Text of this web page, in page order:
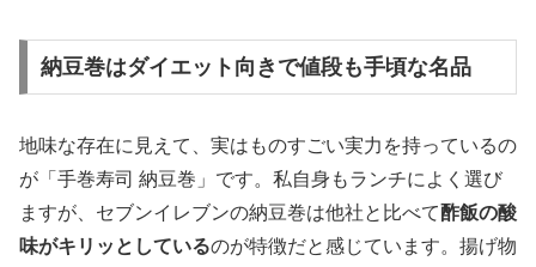
納豆巻はダイエット向きで値段も手頃な名品
地味な存在に見えて、実はものすごい実力を持っているの
が「手巻寿司 納豆巻」です。私自身もランチによく選び
ますが、セブンイレブンの納豆巻は他社と比べて酢飯の酸
味がキリッとしているのが特徴だと感じています。揚げ物